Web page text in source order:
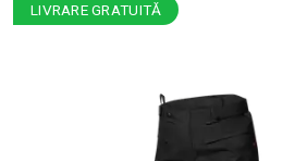
LIVRARE GRATUITĂ